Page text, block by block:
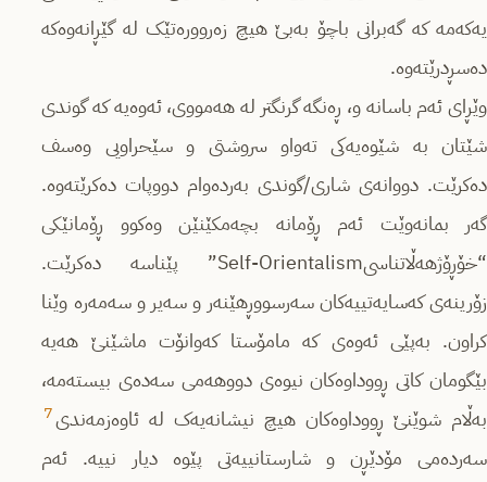
یەکەمە کە گەبرانی باچۆ بەبێ هیچ زەروورەتێک لە گێڕانەوەکە
دەسڕدرێتەوە.
وێڕای ئەم باسانە و، ڕەنگە گرنگتر لە هەمووی، ئەوەیە کە گوندی
شێتان بە شێوەیەکی تەواو سروشتی و سێحراویی وەسف
دەکرێت. دووانەی شاری/گوندی بەردەوام دووپات دەکرێتەوە.
گەر بمانەوێت ئەم ڕۆمانە بچەمکێنێن وەکوو ڕۆمانێکی
“خۆڕۆژهەڵاتناسیSelf-Orientalism” پێناسە دەکرێت.
زۆرینەی کەسایەتییەکان سەرسووڕهێنەر و سەیر و سەمەرە وێنا
کراون. بەپێی ئەوەی کە مامۆستا کەوانۆت ماشێنێ هەیە
بێگومان کاتی ڕووداوەکان نیوەی دووهەمی سەدەی بیستەمە،
بەڵام شوێنێ ڕووداوەکان هیچ نیشانەیەک لە ئاوەزمەندی7
سەردەمی مۆدێڕن و شارستانییەتی پێوە دیار نییە. ئەم